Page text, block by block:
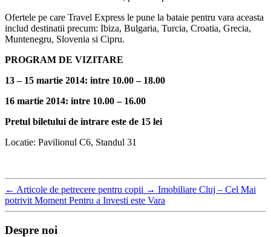
Ofertele pe care Travel Express le pune la bataie pentru vara aceasta
includ destinatii precum: Ibiza, Bulgaria, Turcia, Croatia, Grecia,
Muntenegru, Slovenia si Cipru.
PROGRAM DE VIZITARE
13 – 15 martie 2014: intre 10.00 – 18.00
16 martie 2014: intre 10.00 – 16.00
Pretul biletului de intrare este de 15 lei
Locatie: Pavilionul C6, Standul 31
← Articole de petrecere pentru copii → Imobiliare Cluj – Cel Mai
potrivit Moment Pentru a Investi este Vara
Despre noi